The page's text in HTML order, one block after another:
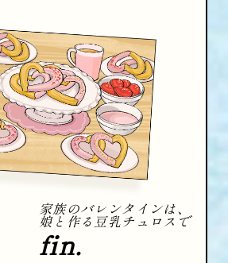
家族のバレンタインは、
娘と作る豆乳チュロスで
fin.